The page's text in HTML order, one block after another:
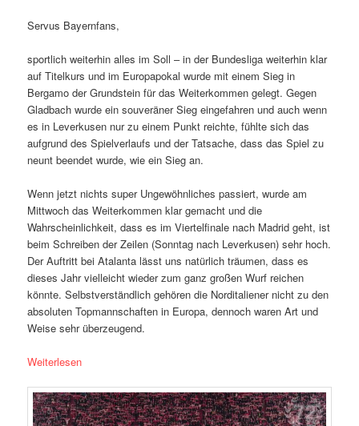
Servus Bayernfans,
sportlich weiterhin alles im Soll – in der Bundesliga weiterhin klar
auf Titelkurs und im Europapokal wurde mit einem Sieg in
Bergamo der Grundstein für das Weiterkommen gelegt. Gegen
Gladbach wurde ein souveräner Sieg eingefahren und auch wenn
es in Leverkusen nur zu einem Punkt reichte, fühlte sich das
aufgrund des Spielverlaufs und der Tatsache, dass das Spiel zu
neunt beendet wurde, wie ein Sieg an.
Wenn jetzt nichts super Ungewöhnliches passiert, wurde am
Mittwoch das Weiterkommen klar gemacht und die
Wahrscheinlichkeit, dass es im Viertelfinale nach Madrid geht, ist
beim Schreiben der Zeilen (Sonntag nach Leverkusen) sehr hoch.
Der Auftritt bei Atalanta lässt uns natürlich träumen, dass es
dieses Jahr vielleicht wieder zum ganz großen Wurf reichen
könnte. Selbstverständlich gehören die Norditaliener nicht zu den
absoluten Topmannschaften in Europa, dennoch waren Art und
Weise sehr überzeugend.
Weiterlesen